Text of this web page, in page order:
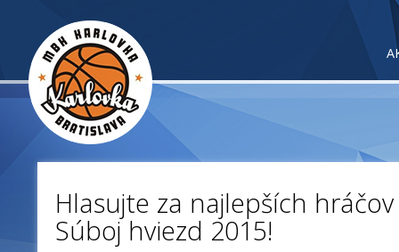
Hlasujte za najlepších
Súboj hviezd 2015!